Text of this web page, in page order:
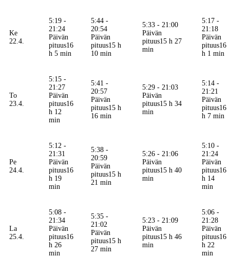
Ke
22.4.
5:19 -
21:24
Päivän
pituus16
h 5 min
5:44 -
20:54
Päivän
pituus15 h
10 min
5:33 - 21:00
Päivän
pituus15 h 27
min
5:17 -
21:18
Päivän
pituus16
h 1 min
To
23.4.
5:15 -
21:27
Päivän
pituus16
h 12
min
5:41 -
20:57
Päivän
pituus15 h
16 min
5:29 - 21:03
Päivän
pituus15 h 34
min
5:14 -
21:21
Päivän
pituus16
h 7 min
Pe
24.4.
5:12 -
21:31
Päivän
pituus16
h 19
min
5:38 -
20:59
Päivän
pituus15 h
21 min
5:26 - 21:06
Päivän
pituus15 h 40
min
5:10 -
21:24
Päivän
pituus16
h 14
min
La
25.4.
5:08 -
21:34
Päivän
pituus16
h 26
min
5:35 -
21:02
Päivän
pituus15 h
27 min
5:23 - 21:09
Päivän
pituus15 h 46
min
5:06 -
21:28
Päivän
pituus16
h 22
min